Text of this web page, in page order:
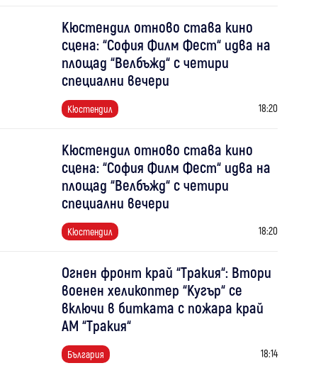
Кюстендил отново става кино
сцена: “София Филм Фест“ идва на
площад “Велбъжд“ с четири
специални вечери
Кюстендил 18:20
Кюстендил отново става кино
сцена: “София Филм Фест“ идва на
площад “Велбъжд“ с четири
специални вечери
Кюстендил 18:20
Огнен фронт край “Тракия“: Втори
военен хеликоптер “Кугър“ се
включи в битката с пожара край
АМ “Тракия“
България 18:14